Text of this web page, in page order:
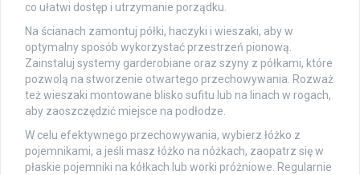
co ułatwi dostęp i utrzymanie porządku.
Na ścianach zamontuj półki, haczyki i wieszaki, aby w
optymalny sposób wykorzystać przestrzeń pionową.
Zainstaluj systemy garderobiane oraz szyny z półkami, które
pozwolą na stworzenie otwartego przechowywania. Rozważ
też wieszaki montowane blisko sufitu lub na linach w rogach,
aby zaoszczędzić miejsce na podłodze.
W celu efektywnego przechowywania, wybierz łóżko z
pojemnikami, a jeśli masz łóżko na nóżkach, zaopatrz się w
płaskie pojemniki na kółkach lub worki próżniowe. Regularnie